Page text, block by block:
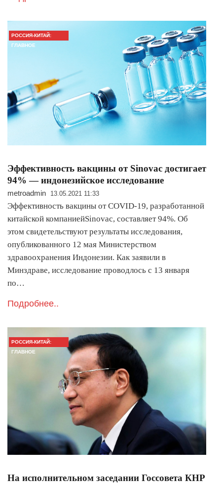
РОССИЯ-КИТАЙ:
ГЛАВНОЕ
Эффективность вакцины от Sinovac достигает
94% — индонезийское исследование
metroadmin 13.05.2021 11:33
Эффективность вакцины от COVID-19, разработанной
китайской компаниейSinovac, составляет 94%. Об
этом свидетельствуют результаты исследования,
опубликованного 12 мая Министерством
здравоохранения Индонезии. Как заявили в
Минздраве, исследование проводлось с 13 января
по…
Подробнее..
РОССИЯ-КИТАЙ:
ГЛАВНОЕ
На исполнительном заседании Госсовета КНР